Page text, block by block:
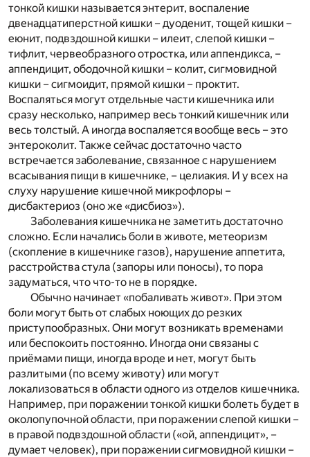
тонкой кишки называется энтерит, воспаление
двенадцатиперстной кишки – дуоденит, тощей кишки –
еюнит, подвздошной кишки – илеит, слепой кишки –
тифлит, червеобразного отростка, или аппендикса, –
аппендицит, ободочной кишки – колит, сигмовидной
кишки – сигмоидит, прямой кишки – проктит.
Воспаляться могут отдельные части кишечника или
сразу несколько, например весь тонкий кишечник или
весь толстый. А иногда воспаляется вообще весь – это
энтероколит. Также сейчас достаточно часто
встречается заболевание, связанное с нарушением
всасывания пищи в кишечнике, – целиакия. И у всех на
слуху нарушение кишечной микрофлоры –
дисбактериоз (оно же «дисбиоз»).
Заболевания кишечника не заметить достаточно
сложно. Если начались боли в животе, метеоризм
(скопление в кишечнике газов), нарушение аппетита,
расстройства стула (запоры или поносы), то пора
задуматься, что что-то не в порядке.
Обычно начинает «побаливать живот». При этом
боли могут быть от слабых ноющих до резких
приступообразных. Они могут возникать временами
или беспокоить постоянно. Иногда они связаны с
приёмами пищи, иногда вроде и нет, могут быть
разлитыми (по всему животу) или могут
локализоваться в области одного из отделов кишечника.
Например, при поражении тонкой кишки болеть будет в
околопупочной области, при поражении слепой кишки –
в правой подвздошной области («ой, аппендицит», –
думает человек), при поражении сигмовидной кишки –